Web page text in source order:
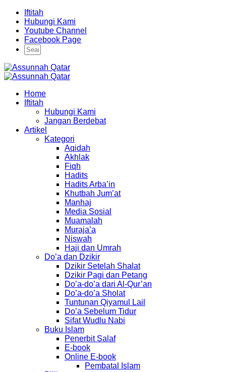
Iftitah
Hubungi Kami
Youtube Channel
Facebook Page
Home
Iftitah
Hubungi Kami
Jangan Berdebat
Artikel
Kategori
Aqidah
Akhlak
Fiqh
Hadits
Hadits Arba’in
Khutbah Jum’at
Manhaj
Media Sosial
Muamalah
Muraja’a
Niswah
Haji dan Umrah
Do’a dan Dzikir
Dzikir Setelah Shalat
Dzikir Pagi dan Petang
Do’a-do’a dari Al-Qur’an
Do’a-do’a Sholat
Tuntunan Qiyamul Lail
Do’a Sebelum Tidur
Sifat Wudlu Nabi
Buku Islam
Penerbit Salaf
E-book
Online E-book
Pembatal Islam